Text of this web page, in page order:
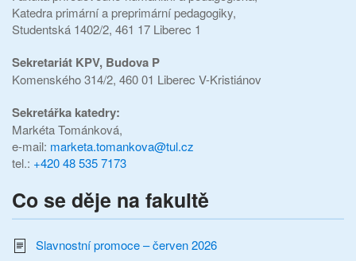
Katedra primární a preprimární pedagogiky,
Studentská 1402/2, 461 17 Liberec 1
Sekretariát KPV, Budova P
Komenského 314/2, 460 01 Liberec V-Kristiánov
Sekretářka katedry:
Markéta Tománková,
e-mail: marketa.tomankova@tul.cz
tel.: +420 48 535 7173
Co se děje na fakultě
Slavnostní promoce – červen 2026